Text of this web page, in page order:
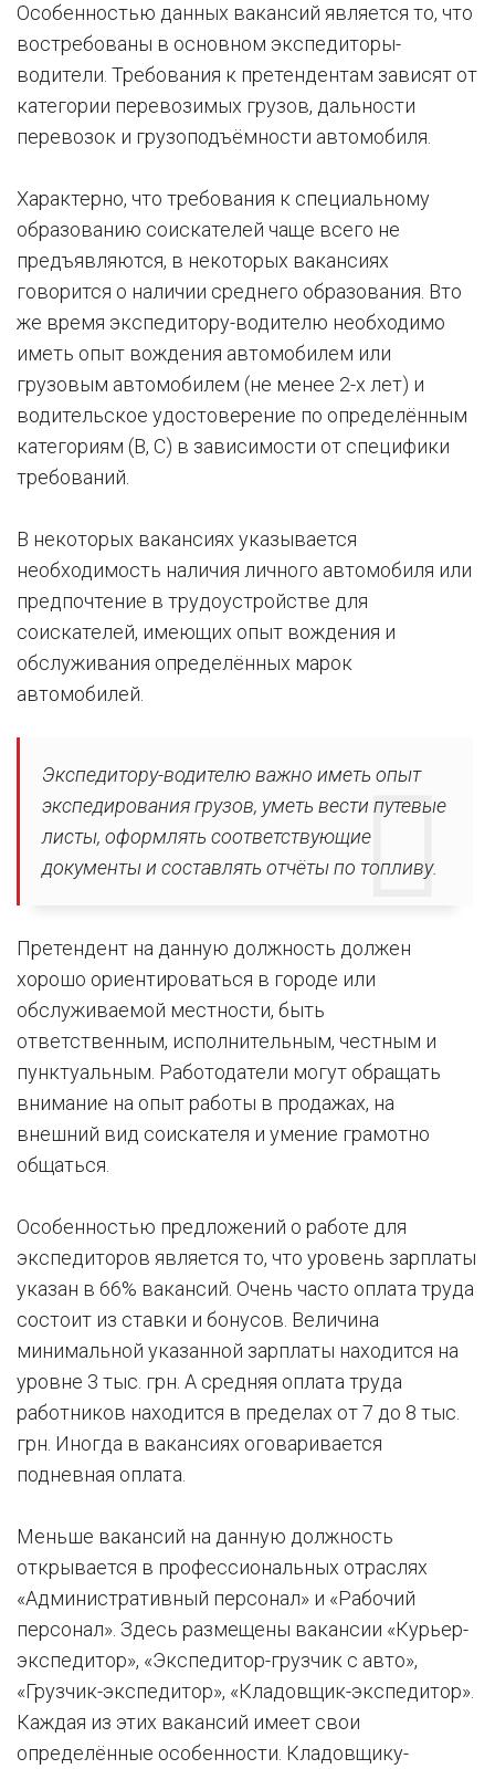
Особенностью данных вакансий является то, что
востребованы в основном экспедиторы-
водители. Требования к претендентам зависят от
категории перевозимых грузов, дальности
перевозок и грузоподъёмности автомобиля.
Характерно, что требования к специальному
образованию соискателей чаще всего не
предъявляются, в некоторых вакансиях
говорится о наличии среднего образования. Вто
же время экспедитору-водителю необходимо
иметь опыт вождения автомобилем или
грузовым автомобилем (не менее 2-х лет) и
водительское удостоверение по определённым
категориям (В, С) в зависимости от специфики
требований.
В некоторых вакансиях указывается
необходимость наличия личного автомобиля или
предпочтение в трудоустройстве для
соискателей, имеющих опыт вождения и
обслуживания определённых марок
автомобилей.
Экспедитору-водителю важно иметь опыт
экспедирования грузов, уметь вести путевые
листы, оформлять соответствующие
документы и составлять отчёты по топливу.
Претендент на данную должность должен
хорошо ориентироваться в городе или
обслуживаемой местности, быть
ответственным, исполнительным, честным и
пунктуальным. Работодатели могут обращать
внимание на опыт работы в продажах, на
внешний вид соискателя и умение грамотно
общаться.
Особенностью предложений о работе для
экспедиторов является то, что уровень зарплаты
указан в 66% вакансий. Очень часто оплата труда
состоит из ставки и бонусов. Величина
минимальной указанной зарплаты находится на
уровне 3 тыс. грн. А средняя оплата труда
работников находится в пределах от 7 до 8 тыс.
грн. Иногда в вакансиях оговаривается
подневная оплата.
Меньше вакансий на данную должность
открывается в профессиональных отраслях
«Административный персонал» и «Рабочий
персонал». Здесь размещены вакансии «Курьер-
экспедитор», «Экспедитор-грузчик с авто»,
«Грузчик-экспедитор», «Кладовщик-экспедитор».
Каждая из этих вакансий имеет свои
определённые особенности. Кладовщику-